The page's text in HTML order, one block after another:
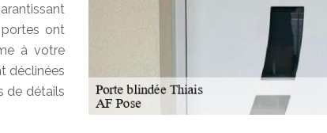
ont
à votre
déclinées
de détails